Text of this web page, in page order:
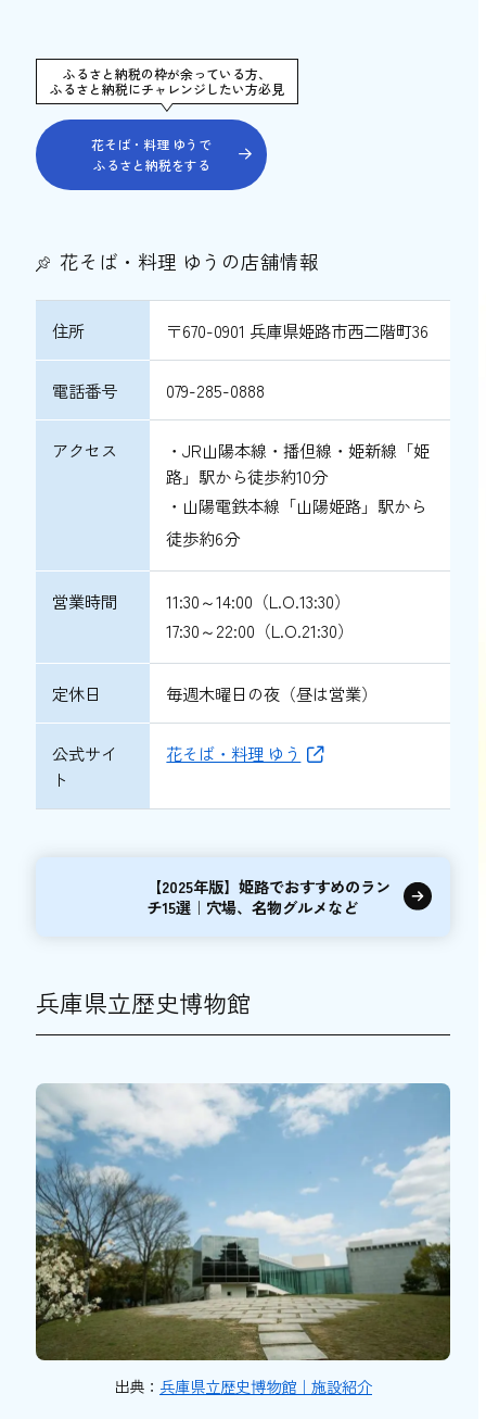
ふるさと納税の枠が余っている方、
ふるさと納税にチャレンジしたい方必見
花そば・料理 ゆうで
ふるさと納税をする
花そば・料理 ゆうの店舗情報
住所 〒670-0901 兵庫県姫路市西二階町36
電話番号 079-285-0888
アクセス
・JR山陽本線・播但線・姫新線「姫
路」駅から徒歩約10分
・山陽電鉄本線「山陽姫路」駅から
徒歩約6分
営業時間
11:30～14:00（L.O.13:30）
17:30～22:00（L.O.21:30）
定休日 毎週木曜日の夜（昼は営業）
公式サイ
ト
花そば・料理 ゆう
【2025年版】姫路でおすすめのラン
チ15選｜穴場、名物グルメなど
兵庫県立歴史博物館
出典： 兵庫県立歴史博物館｜施設紹介